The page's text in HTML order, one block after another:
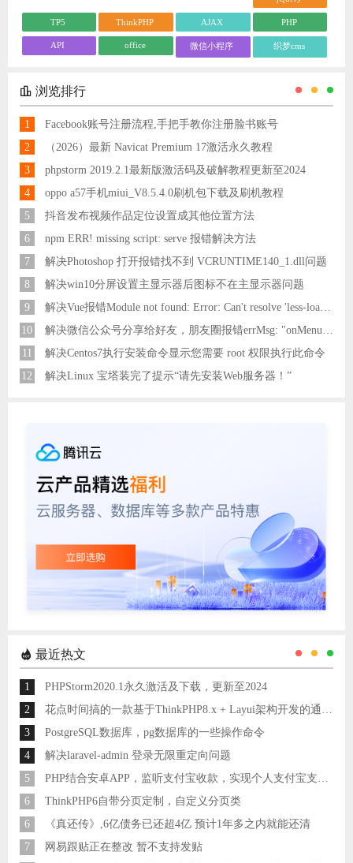
TP5 ThinkPHP AJAX PHP
API office 微信小程序 织梦cms
浏览排行
1
Facebook账号注册流程,手把手教你注册脸书账号
2
（2026）最新 Navicat Premium 17激活永久教程
3
phpstorm 2019.2.1最新版激活码及破解教程更新至2024
4
oppo a57手机miui_V8.5.4.0刷机包下载及刷机教程
5
抖音发布视频作品定位设置成其他位置方法
6
npm ERR! missing script: serve 报错解决方法
7
解决Photoshop 打开报错找不到 VCRUNTIME140_1.dll问题
8
解决win10分屏设置主显示器后图标不在主显示器问题
9
解决Vue报错Module not found: Error: Can't resolve 'less-loader' in 'C:\Users\Hm\Desktop\vue\vue_shop'问题
10
11
解决Centos7执行安装命令显示您需要 root 权限执行此命令
12
解决Linux 宝塔装完了提示“请先安装Web服务器！”
最近热文
1
PHPStorm2020.1永久激活及下载，更新至2024
2
花点时间搞的一款基于ThinkPHP8.x + Layui架构开发的通用后台管理系统
3
PostgreSQL数据库，pg数据库的一些操作命令
4
解决laravel-admin 登录无限重定向问题
5
PHP结合安卓APP，监听支付宝收款，实现个人支付宝支付接口
6
ThinkPHP6自带分页定制，自定义分页类
6
《真还传》,6亿债务已还超4亿 预计1年多之内就能还清
7
网易跟贴正在整改 暂不支持发贴